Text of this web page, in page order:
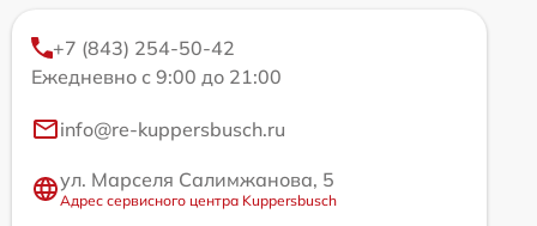
+7 (843) 254-50-42
Ежедневно с 9:00 до 21:00
info@re-kuppersbusch.ru
ул. Марселя Салимжанова, 5
Адрес сервисного центра Kuppersbusch